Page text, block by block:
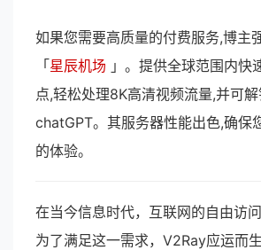
如果您需要高质量的付费服务,博主
「 星辰机场 」。提供全球范围内快
点,轻松处理8K高清视频流量,并可
chatGPT。其服务器性能出色,确保
的体验。
在当今信息时代，互联网的自由访问
为了满足这一需求，V2Ray应运而